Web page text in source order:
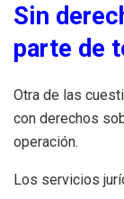
Sin
parte de
Otra de las
con derechos
operación.
Los servicios